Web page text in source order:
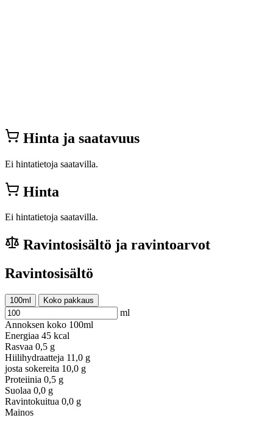
Hinta ja saatavuus
Ei hintatietoja saatavilla.
Hinta
Ei hintatietoja saatavilla.
Ravintosisältö ja ravintoarvot
Ravintosisältö
100ml Koko pakkaus
ml
Annoksen koko 100ml
Energiaa 45 kcal
Rasvaa 0,5 g
Hiilihydraatteja 11,0 g
josta sokereita 10,0 g
Proteiinia 0,5 g
Suolaa 0,0 g
Ravintokuitua 0,0 g
Mainos